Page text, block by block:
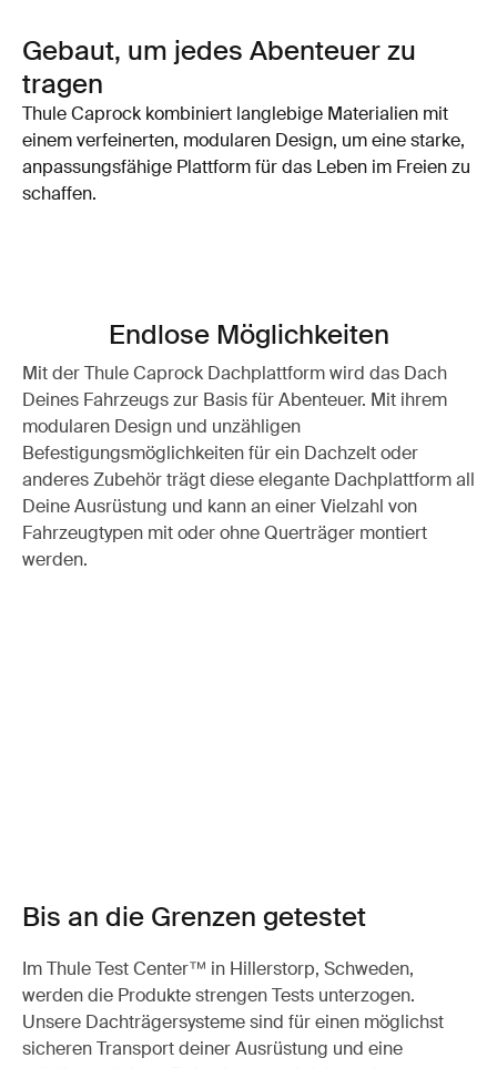
Gebaut, um jedes Abenteuer zu
tragen
Thule Caprock kombiniert langlebige Materialien mit
einem verfeinerten, modularen Design, um eine starke,
anpassungsfähige Plattform für das Leben im Freien zu
schaffen.
Endlose Möglichkeiten
Mit der Thule Caprock Dachplattform wird das Dach
Deines Fahrzeugs zur Basis für Abenteuer. Mit ihrem
modularen Design und unzähligen
Befestigungsmöglichkeiten für ein Dachzelt oder
anderes Zubehör trägt diese elegante Dachplattform all
Deine Ausrüstung und kann an einer Vielzahl von
Fahrzeugtypen mit oder ohne Querträger montiert
werden.
Bis an die Grenzen getestet
Im Thule Test Center™ in Hillerstorp, Schweden,
werden die Produkte strengen Tests unterzogen.
Unsere Dachträgersysteme sind für einen möglichst
sicheren Transport deiner Ausrüstung und eine